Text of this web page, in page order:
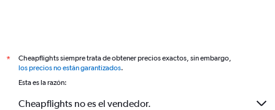
*
Cheapflights siempre trata de obtener precios exactos, sin embargo,
los precios no están garantizados.
Esta es la razón:
Cheapflights no es el vendedor.